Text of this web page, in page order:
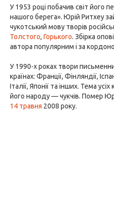
У 1953 році побачив світ його
нашого берега». Юрій Ритхеу
чукотський мову творів
Толстого, Горького. Збірка
автора популярним і за
У 1990-х роках твори
країнах: Франції, Фінляндії,
Італії, Японії та інших. Тема
його народу — чукчів. Помер
14 травня 2008 року.